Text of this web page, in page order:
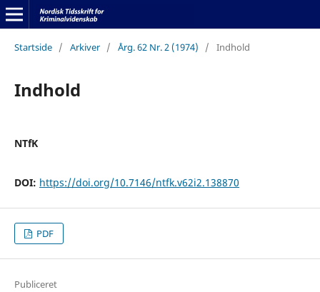
Startside / Arkiver / Årg. 62 Nr. 2 (1974) / Indhold
Indhold
NTfK
DOI: https://doi.org/10.7146/ntfk.v62i2.138870
PDF
Publiceret